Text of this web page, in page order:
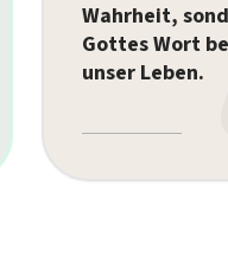
Wahrheit,
Gottes Wort
unser Leben.